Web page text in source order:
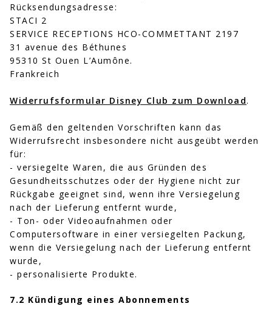
Rücksendungsadresse:
STACI 2
SERVICE RECEPTIONS HCO-COMMETTANT 2197
31 avenue des Béthunes
95310 St Ouen L’Aumône.
Frankreich
Widerrufsformular Disney Club zum Download.
Gemäß den geltenden Vorschriften kann das
Widerrufsrecht insbesondere nicht ausgeübt werden
für:
- versiegelte Waren, die aus Gründen des
Gesundheitsschutzes oder der Hygiene nicht zur
Rückgabe geeignet sind, wenn ihre Versiegelung
nach der Lieferung entfernt wurde,
- Ton- oder Videoaufnahmen oder
Computersoftware in einer versiegelten Packung,
wenn die Versiegelung nach der Lieferung entfernt
wurde,
- personalisierte Produkte.
7.2 Kündigung eines Abonnements